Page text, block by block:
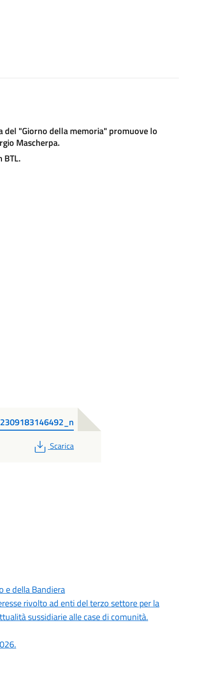
del "Giorno della memoria" promuove lo
Mascherpa.
BTL.
PDF
Scarica
e della Bandiera
rivolto ad enti del terzo settore per la
sussidiarie alle case di comunità.